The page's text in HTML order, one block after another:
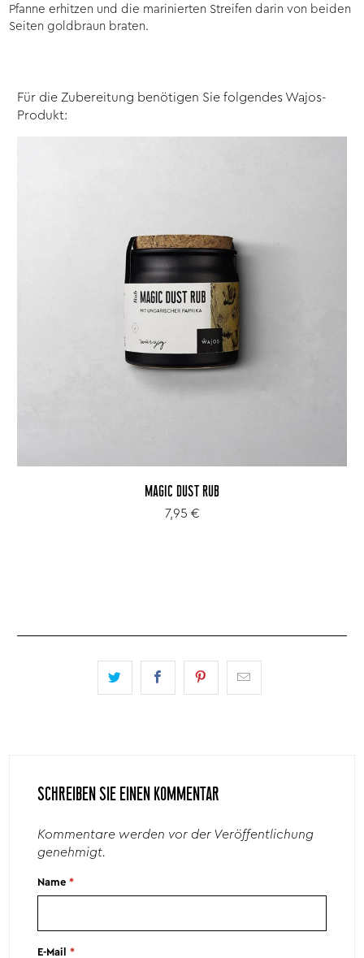
Pfanne erhitzen und die marinierten Streifen darin von beiden
Seiten goldbraun braten.
Für die Zubereitung benötigen Sie folgendes Wajos-
Produkt:
MAGIC DUST RUB
7,95 €
SCHREIBEN SIE EINEN KOMMENTAR
Kommentare werden vor der Veröffentlichung
genehmigt.
Name*
E-Mail*